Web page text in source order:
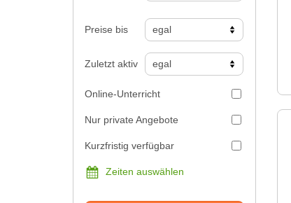
Preise bis
Zuletzt aktiv
Online-Unterricht
Nur private Angebote
Kurzfristig verfügbar
Zeiten auswählen